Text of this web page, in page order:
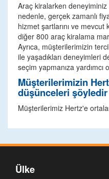
Araç kiralarken
nedenle, gerçek zamanlı
hizmet şartlarını ve mevcut
diğer 800 araç kiralama
Ayrıca, müşterilerimizin
ile yaşadıkları deneyimleri
seçim yapmanıza yardımcı
Müşterilerimizin
düşünceleri şöyledir
Müşterilerimiz Hertz'e
Ülke